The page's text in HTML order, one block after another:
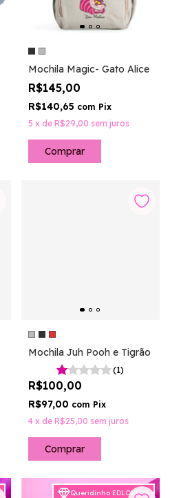
Mochila Magic- Gato Alice
R$145,00
R$140,65 com Pix
5 x de R$29,00 sem juros
Comprar
Mochila Juh Pooh e Tigrão
(1)
R$100,00
R$97,00 com Pix
4 x de R$25,00 sem juros
Comprar
Queridinho EDLOVERS